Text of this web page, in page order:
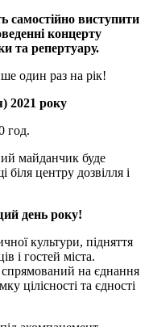
самостійно виступити
концерту
та репертуару.
один раз на рік!
2021 року
год.
майданчик буде
центру дозвілля і
день року!
культури, підняття
і гостей міста.
на єднання
цілісності та єдності